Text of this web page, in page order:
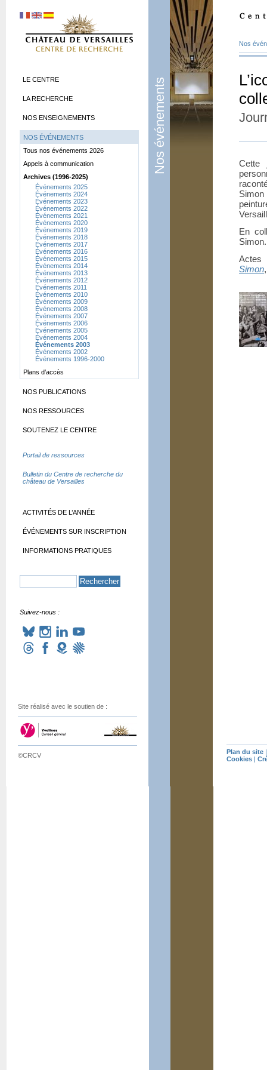
Nos événements
Nos
Cette
En
Simon.
Simon
LE CENTRE
LA RECHERCHE
NOS ENSEIGNEMENTS
NOS ÉVÉNEMENTS
Tous nos événements 2026
Appels à communication
Archives (1996-2025)
Événements 2025
Événements 2024
Événements 2023
Événements 2022
Événements 2021
Événements 2020
Événements 2019
Événements 2018
Événements 2017
Événements 2016
Événements 2015
Événements 2014
Événements 2013
Événements 2012
Événements 2011
Événements 2010
Événements 2009
Événements 2008
Événements 2007
Événements 2006
Événements 2005
Événements 2004
Événements 2003
Événements 2002
Événements 1996-2000
Plans d’accès
NOS PUBLICATIONS
NOS RESSOURCES
SOUTENEZ LE CENTRE
Portail de ressources
Bulletin du Centre de recherche du
château de Versailles
ACTIVITÉS DE L’ANNÉE
ÉVÉNEMENTS SUR INSCRIPTION
INFORMATIONS PRATIQUES
Suivez-nous :
Site réalisé avec le soutien de :
©CRCV Plan du site
Cookies |